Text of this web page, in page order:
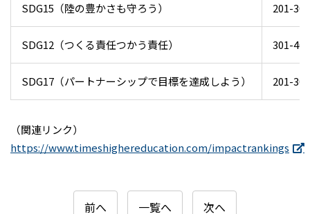
SDG15（陸の豊かさも守ろう） 201-
SDG12（つくる責任つかう責任） 301-
SDG17（パートナーシップで目標を達成しよう） 201-
（関連リンク）
https://www.timeshighereducation.com/impactrankings
前へ 一覧へ 次へ